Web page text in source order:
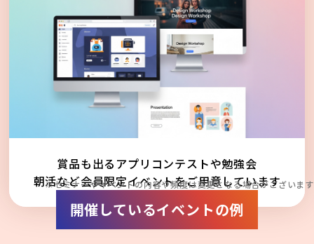
賞品も出るアプリコンテストや勉強会
朝活など会員限定イベントをご用意しています
※セミナーやイベントの内容や頻度は変更となる場合がございます
開催しているイベントの例